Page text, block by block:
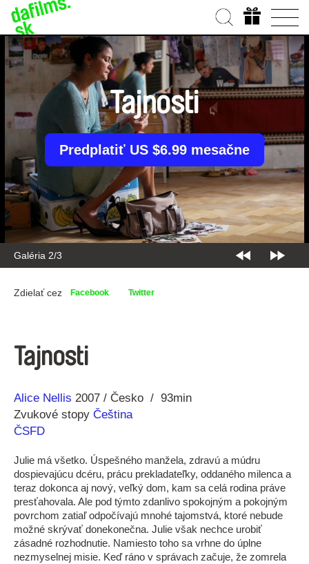
Galéria 2/3
Tajnosti
Predplatiť US $6.99 mesačne
Zdielať cez Facebook Twitter
Tajnosti
Réžia
Alice Nellis
Rok
výroby
2007 Česko
93min
Zvukové stopy Čeština
ČSFD
Julie má všetko. Úspešného manžela, zdravú a múdru
dospievajúcu dcéru, prácu prekladateľky, oddaného milenca a
teraz dokonca aj nový, veľký dom, kam sa celá rodina práve
presťahovala. Ale pod týmto zdanlivo spokojným a pokojným
povrchom zatiaľ odpočívajú mnohé tajomstvá, ktoré nebude
možné skrývať donekonečna. Julie však nechce urobiť
zásadné rozhodnutie. Namiesto toho sa vrhne do úplne
nezmyselnej misie. Keď ráno v správach začuje, že zomrela